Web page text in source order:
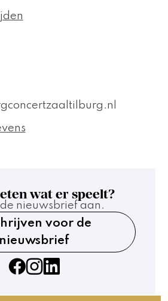
wat er speelt?
nieuwsbrief aan.
voor de
nieuwsbrief